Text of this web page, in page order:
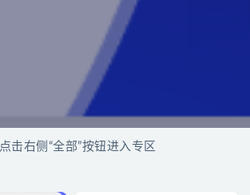
点击右侧“全部”按钮进入专区